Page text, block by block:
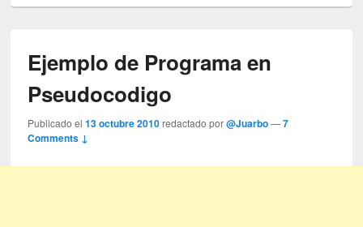
Ejemplo de Programa en
Pseudocodigo
Publicado el13 octubre 2010 redactado por@Juarbo —7
Comments ↓